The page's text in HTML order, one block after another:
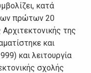
κατά
πρώτων 20
της
και
και λειτουργία
σχολής